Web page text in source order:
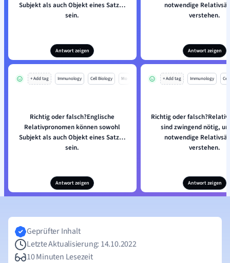
Subjekt als auch Objekt eines Satzes
sein.
Antwort zeigen
notwendige
verstehen.
Antwort zeigen
+ Add tag Immunology Cell Biology Mo
Richtig oder falsch?Englische
Relativpronomen können sowohl
Subjekt als auch Objekt eines Satzes
sein.
Antwort zeigen
+ Add tag Immunology
Richtig oder
sind zwingend nötig,
notwendige
verstehen.
Antwort zeigen
Geprüfter Inhalt
Letzte Aktualisierung: 14.10.2022
10 Minuten Lesezeit